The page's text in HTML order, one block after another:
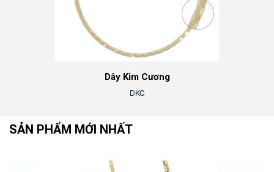
Dây Kim Cương
DKC
SẢN PHẨM MỚI NHẤT